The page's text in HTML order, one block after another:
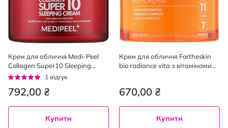
Крем для обличчя Medi-Peel
Collagen Super10 Sleeping
Cream з колагеном 70 мл
Рейтинг:
1 відгук
792,00 ₴
Купити
Крем для обличчя Fortheskin
bio radiance vita з вітамінами
670,00 ₴
Купити